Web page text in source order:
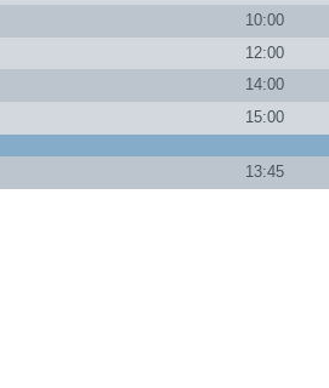
10:00
12:00
14:00
15:00
13:45